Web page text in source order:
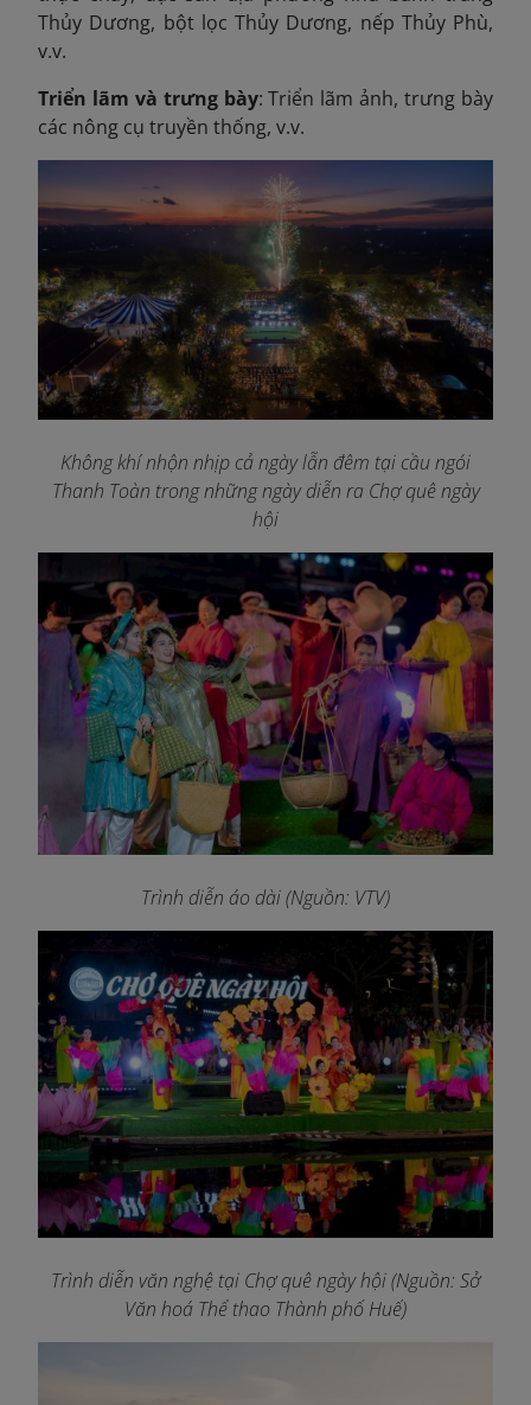
Thủy Dương, bột lọc Thủy Dương, nếp Thủy Phù,
v.v.
Triển lãm và trưng bày: Triển lãm ảnh, trưng bày
các nông cụ truyền thống, v.v.
Không khí nhộn nhịp cả ngày lẫn đêm tại cầu ngói
Thanh Toàn trong những ngày diễn ra Chợ quê ngày
hội
Trình diễn áo dài (Nguồn: VTV)
Trình diễn văn nghệ tại Chợ quê ngày hội (Nguồn: Sở
Văn hoá Thể thao Thành phố Huế)